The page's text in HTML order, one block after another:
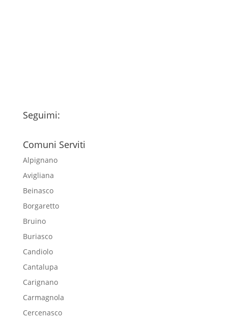
Seguimi:
Comuni Serviti
Alpignano
Avigliana
Beinasco
Borgaretto
Bruino
Buriasco
Candiolo
Cantalupa
Carignano
Carmagnola
Cercenasco